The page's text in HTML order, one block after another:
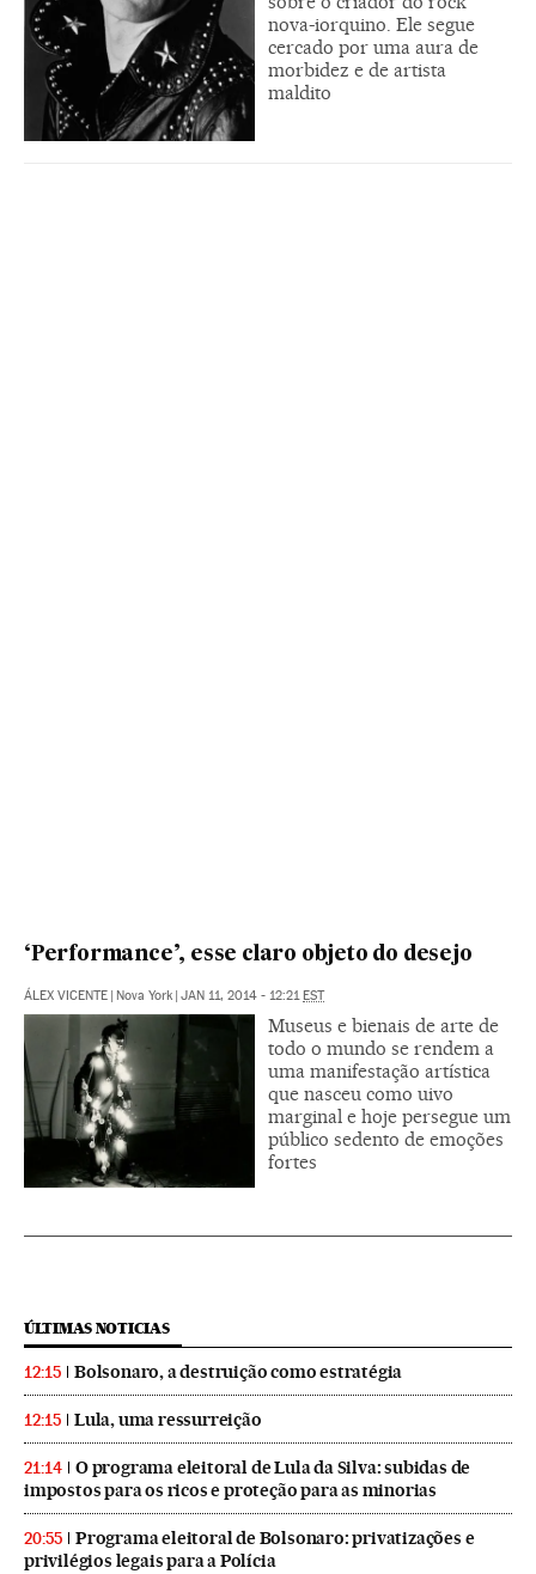
nova-iorquino. Ele segue
cercado por uma aura de
morbidez e de artista
maldito
‘Performance’, esse claro objeto do desejo
ÁLEX VICENTE Nova York JAN 11, 2014 - 12:21 EST
Museus e bienais de arte de
todo o mundo se rendem a
uma manifestação artística
que nasceu como uivo
marginal e hoje persegue um
público sedento de emoções
fortes
ÚLTIMAS NOTICIAS
12:15 Bolsonaro, a destruição como estratégia
12:15 Lula, uma ressurreição
21:14
O programa eleitoral de Lula da Silva: subidas de
impostos para os ricos e proteção para as minorias
20:55
Programa eleitoral de Bolsonaro: privatizações e
privilégios legais para a Polícia